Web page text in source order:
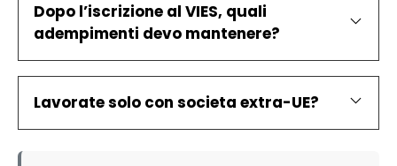
Dopo l’iscrizione al VIES, quali
adempimenti devo mantenere?
Lavorate solo con societa extra-UE?